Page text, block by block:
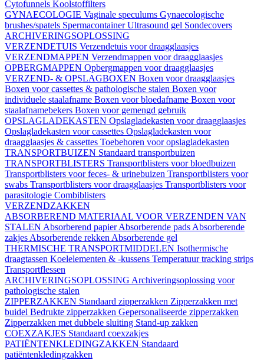
Cytofunnels Koolstoffilters
GYNAECOLOGIE Vaginale speculums Gynaecologische
brushes/spatels SpermacontainerUltrasound gel Sondecovers
ARCHIVERINGSOPLOSSING
VERZENDETUIS Verzendetuis voor draagglaasjes
VERZENDMAPPEN Verzendmappen voor draagglaasjes
OPBERGMAPPEN Opbergmappen voor draagglaasjes
VERZEND- & OPSLAGBOXEN Boxen voor draagglaasjes
Boxen voor cassettes & pathologische stalen Boxen voor
individuele staalafname Boxen voor bloedafname Boxen voor
staalafnamebekers Boxen voor gemengd gebruik
OPSLAGLADEKASTEN Opslagladekasten voor draagglaasjes
Opslagladekasten voor cassettes Opslagladekasten voor
draagglaasjes & cassettes Toebehoren voor opslagladekasten
TRANSPORTBUIZEN Standaard transportbuizen
TRANSPORTBLISTERS Transportblisters voor bloedbuizen
Transportblisters voor feces- & urinebuizen Transportblisters voor
swabs Transportblisters voor draagglaasjes Transportblisters voor
parasitologie Combiblisters
VERZENDZAKKEN
ABSORBEREND MATERIAAL VOOR VERZENDEN VAN
STALEN Absorberend papierAbsorberende pads Absorberende
zakjes Absorberende rekken Absorberende gel
THERMISCHE TRANSPORTMIDDELEN Isothermische
draagtassen Koelelementen & -kussens Temperatuur tracking strips
Transportflessen
ARCHIVERINGSOPLOSSING Archiveringsoplossing voor
pathologische stalen
ZIPPERZAKKEN Standaard zipperzakken Zipperzakken met
buidel Bedrukte zipperzakken Gepersonaliseerde zipperzakken
Zipperzakken met dubbele sluiting Stand-up zakken
COEXZAKJES Standaard coexzakjes
PATIËNTENKLEDINGZAKKEN Standaard
patiëntenkledingzakken